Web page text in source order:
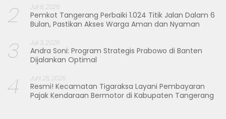
2 Juli 8, 2026
Pemkot Tangerang Perbaiki 1.024 Titik Jalan Dalam 6
Bulan, Pastikan Akses Warga Aman dan Nyaman
3 Juli 3, 2026
Andra Soni: Program Strategis Prabowo di Banten
Dijalankan Optimal
4 Juni 25, 2026
Resmi! Kecamatan Tigaraksa Layani Pembayaran
Pajak Kendaraan Bermotor di Kabupaten Tangerang